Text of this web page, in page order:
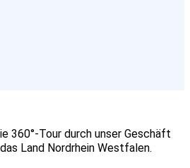
360°-Tour durch unser Geschäft
Land Nordrhein Westfalen.